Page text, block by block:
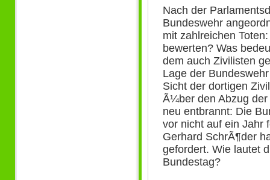
Nach der
Bundeswehr
mit zahlreichen
bewerten? Was
dem auch Zivilisten
Lage der
Sicht der dortigen
Ã¼ber den Abzug
neu entbrannt: Die
vor nicht auf ein Jahr
Gerhard SchrÃ¶der
gefordert. Wie lautet
Bundestag?